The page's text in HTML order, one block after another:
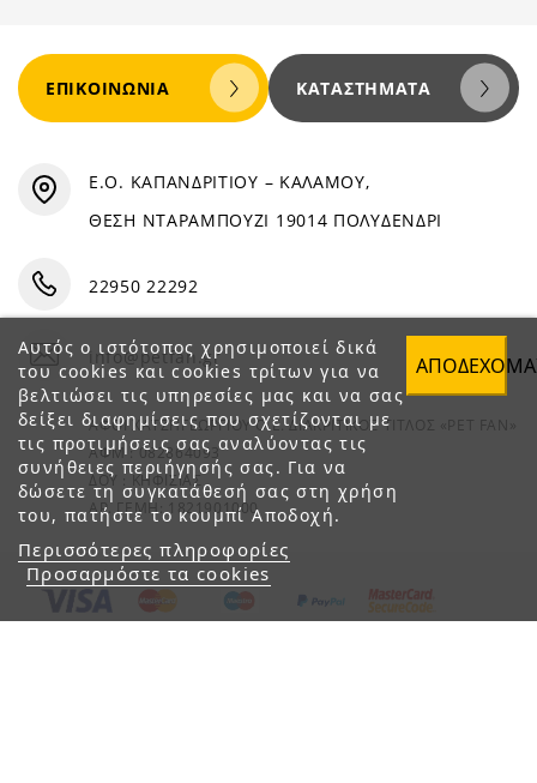
Αυτός ο ιστότοπος χρησιμοποιεί δικά
του cookies και cookies τρίτων για να
βελτιώσει τις υπηρεσίες μας και να σας
δείξει διαφημίσεις που σχετίζονται με
τις προτιμήσεις σας αναλύοντας τις
συνήθειες περιήγησής σας. Για να
δώσετε τη συγκατάθεσή σας στη χρήση
του, πατήστε το κουμπί Αποδοχή.
Περισσότερες πληροφορίες
Προσαρμόστε τα cookies
ΕΠΙΚΟΙΝΩΝΊΑ ΚΑΤΑΣΤΉΜΑΤΑ
Ε.Ο. ΚΑΠΑΝΔΡΙΤΙΟΥ – ΚΑΛΑΜΟΥ,
ΘΕΣΗ ΝΤΑΡΑΜΠΟΥΖΙ 19014 ΠΟΛΥΔΕΝΔΡΙ
22950 22292
info@petfan.gr
ΑΦΟΙ ΧΑΤΖΗΓΕΩΡΓΙΟΥ Ο.Ε. ΔΙΑΚΡΙΤΙΚΟΣ ΤΙΤΛΟΣ «PET FAN»
ΑΦΜ : 082864093
ΔΟΥ : ΚΗΦΙΣΙΑΣ
ΑΡ. ΓΕΜΗ: 1821901000